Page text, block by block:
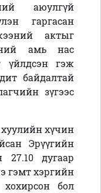
аюулгүй
гаргасан
актыг
амь нас
үйлдсэн гэж
байдалтай
зүгээс
хуулийн хүчин
Эрүүгийн
27.10 дугаар
гэмт хэргийн
бол